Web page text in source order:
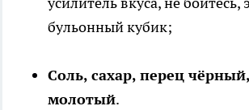
бульонный кубик;
Соль, сахар, перец
молотый.